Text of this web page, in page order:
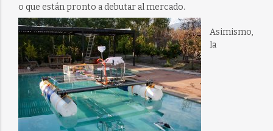
o que están pronto adebutar al mercado.
Asimismo,
la